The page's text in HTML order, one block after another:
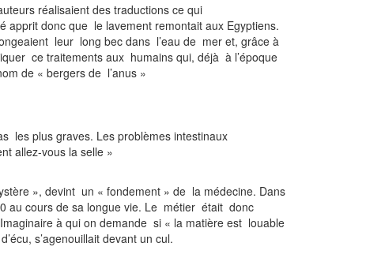
réalisaient des traductions ce qui
donc que le lavement remontait aux Egyptiens.
leur long bec dans l’eau de mer et, grâce à
ce traitements aux humains qui, déjà à l’époque
de « bergers de l’anus »
tubes de roseau comme canules
les plus graves. Les problèmes intestinaux
allez-vous la selle »
», devint un « fondement » de la médecine. Dans
au cours de sa longue vie. Le métier était donc
à qui on demande si « la matière est louable
s’agenouillait devant un cul.